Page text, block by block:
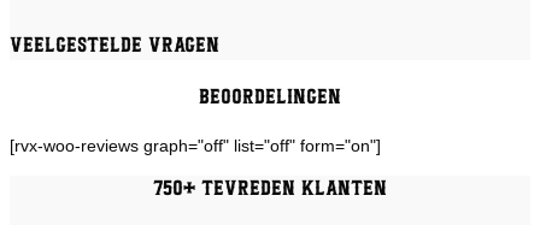
Veelgestelde vragen
Beoordelingen
[rvx-woo-reviews graph="off" list="off" form="on"]
750+ tevreden klanten